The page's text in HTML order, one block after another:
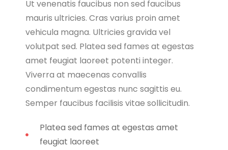
Ut venenatis faucibus non sed faucibus
mauris ultricies. Cras varius proin amet
vehicula magna. Ultricies gravida vel
volutpat sed. Platea sed fames at egestas
amet feugiat laoreet potenti integer.
Viverra at maecenas convallis
condimentum egestas nunc sagittis eu.
Semper faucibus facilisis vitae sollicitudin.
Platea sed fames at egestas amet
feugiat laoreet